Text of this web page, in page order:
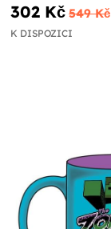
302 Kč 549 Kč
K DISPOZICI